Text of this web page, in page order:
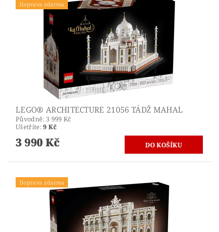
Doprava zdarma
LEGO® ARCHITECTURE 21056 TÁDŽ MAHAL
Původně: 3 999 Kč
Ušetříte:9 Kč
3 990 Kč
Doprava zdarma